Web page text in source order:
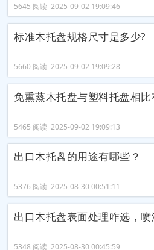
5645 阅读 2025-09-02 19:09:46
标准木托盘规格尺寸是多少?
5660 阅读 2025-09-02 19:09:28
免熏蒸木托盘与塑料托盘相比
5465 阅读 2025-09-02 19:09:13
出口木托盘的用途有哪些？
5376 阅读 2025-08-30 00:51:11
出口木托盘表面处理咋选，喷
5348 阅读 2025-08-30 00:45:59